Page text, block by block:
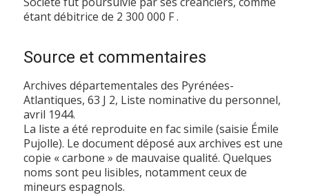
étant débitrice de 2 300 000 F .
Source et commentaires
Archives départementales des Pyrénées-
Atlantiques, 63 J 2, Liste nominative du personnel,
avril 1944.
La liste a été reproduite en fac simile (saisie Émile
Pujolle). Le document déposé aux archives est une
copie « carbone » de mauvaise qualité. Quelques
noms sont peu lisibles, notamment ceux de
mineurs espagnols.